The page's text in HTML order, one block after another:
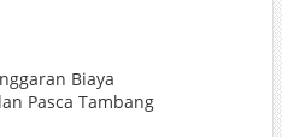
Biaya
Pasca Tambang